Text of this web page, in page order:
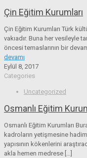
Çin Eğitim Kurumları
Çin Eğitim Kurumları Türk
vakıadır. Buna her vesileyle
öncesi temaslarının bir
devamı
Eylül 8, 2017
Categories
Uncategorized
Osmanlı Eğitim
Osmanlı Eğitim Kurumları
kadroların yetişmesine
yapısının kökenlerini
akla hemen medrese